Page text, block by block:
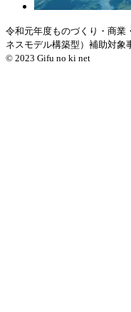
令和元年度ものづくり・商業
ネスモデル構築型）補助対象
© 2023 Gifu no ki net